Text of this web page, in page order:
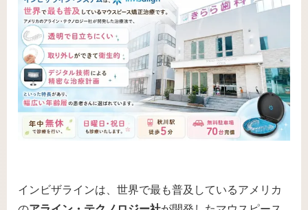
インビザラインは、世界で最も普及しているアメリカ